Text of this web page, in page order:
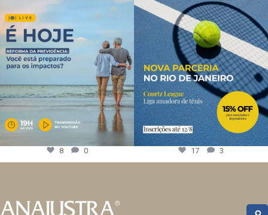
8 0 17 3